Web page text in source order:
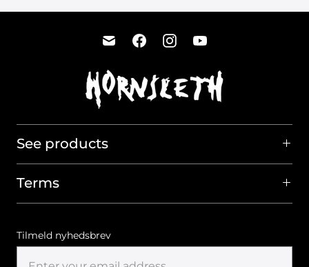
See products
Terms
Tilmeld nyhedsbrev